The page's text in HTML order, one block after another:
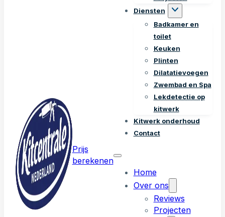
Diensten
Badkamer en
toilet
Keuken
Plinten
Dilatatievoegen
Zwembad en Spa
Lekdetectie op
kitwerk
Kitwerk onderhoud
Contact
Home
Over ons
Reviews
Projecten
Prijs
berekenen